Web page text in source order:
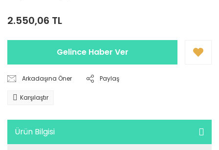
2.550,06 TL
Gelince Haber Ver
Arkadaşına Öner Paylaş
Karşılaştır
Ürün Bilgisi